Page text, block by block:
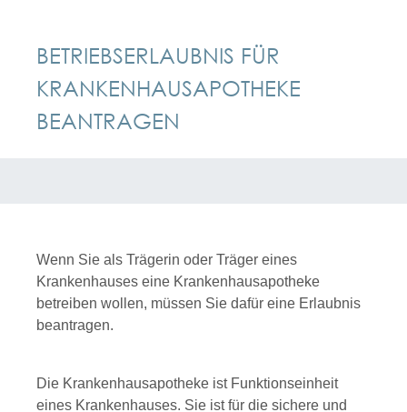
BETRIEBSERLAUBNIS FÜR
KRANKENHAUSAPOTHEKE
BEANTRAGEN
Wenn Sie als Trägerin oder Träger eines
Krankenhauses eine Krankenhausapotheke
betreiben wollen, müssen Sie dafür eine Erlaubnis
beantragen.
Die Krankenhausapotheke ist Funktionseinheit
eines Krankenhauses. Sie ist für die sichere und